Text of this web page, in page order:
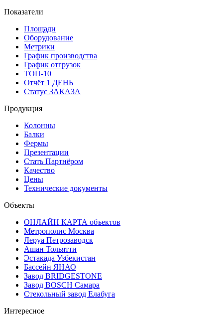
Показатели
Площади
Оборудование
Метрики
График производства
График отгрузок
ТОП-10
Отчёт 1 ДЕНЬ
Статус ЗАКАЗА
Продукция
Колонны
Балки
Фермы
Презентации
Стать Партнёром
Качество
Цены
Технические документы
Объекты
ОНЛАЙН КАРТА объектов
Метрополис Москва
Леруа Петрозаводск
Ашан Тольятти
Эстакада Узбекистан
Бассейн ЯНАО
Завод BRIDGESTONE
Завод BOSCH Самара
Стекольный завод Елабуга
Интересное